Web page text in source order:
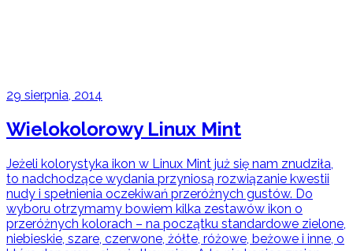
29 sierpnia, 2014
Wielokolorowy Linux Mint
Jeżeli kolorystyka ikon w Linux Mint już się nam znudziła,
to nadchodzące wydania przyniosą rozwiązanie kwestii
nudy i spełnienia oczekiwań przeróżnych gustów. Do
wyboru otrzymamy bowiem kilka zestawów ikon o
przeróżnych kolorach – na początku standardowe zielone,
niebieskie, szare, czerwone, żółte, różowe, beżowe i inne, o